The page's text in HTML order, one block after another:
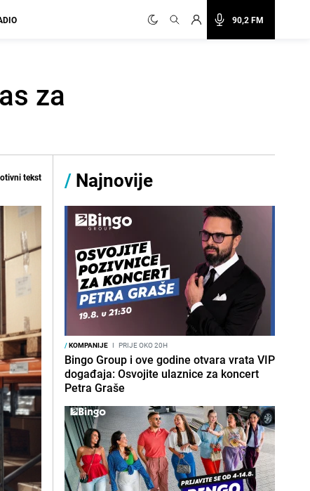
90,2 FM
za
tekst / Najnovije
/KOMPANIJE I PRIJE OKO 20H
Bingo Group i ove godine otvara vrata VIP
događaja: Osvojite ulaznice za koncert
Petra Graše